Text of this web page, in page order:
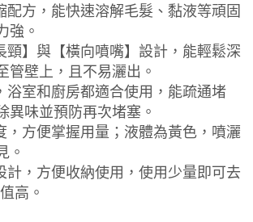
配方，能快速溶解毛髮、黏液等頑固
強。
頸】與【橫向噴嘴】設計，能輕鬆深
管壁上，且不易灑出。
浴室和廚房都適合使用，能疏通堵
異味並預防再次堵塞。
，方便掌握用量；液體為黃色，噴灑
。
計，方便收納使用，使用少量即可去
高。